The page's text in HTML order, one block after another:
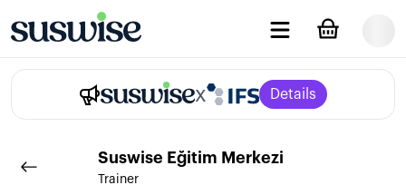
x Details
Suswise Eğitim Merkezi
Trainer
Entegre Pest/Haşere Kontrol